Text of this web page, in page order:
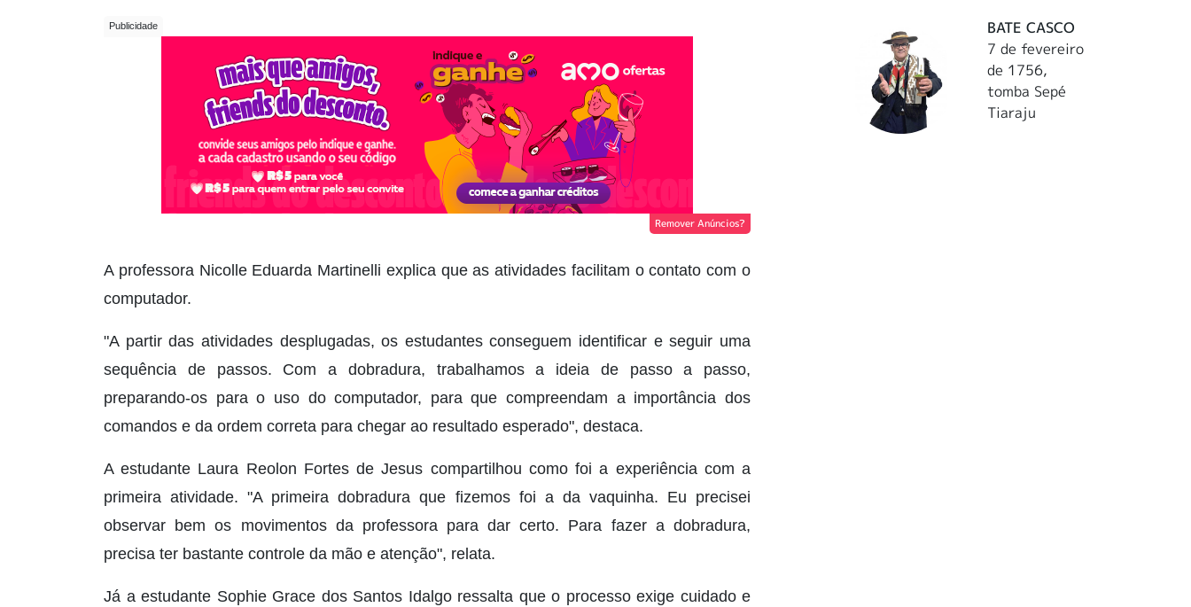
Remover Anúncios?
A professora Nicolle Eduarda Martinelli explica que as atividades facilitam o contato com o
computador.
"A partir das atividades desplugadas, os estudantes conseguem identificar e seguir uma
sequência de passos. Com a dobradura, trabalhamos a ideia de passo a passo,
preparando-os para o uso do computador, para que compreendam a importância dos
comandos e da ordem correta para chegar ao resultado esperado", destaca.
A estudante Laura Reolon Fortes de Jesus compartilhou como foi a experiência com a
primeira atividade. "A primeira dobradura que fizemos foi a da vaquinha. Eu precisei
observar bem os movimentos da professora para dar certo. Para fazer a dobradura,
precisa ter bastante controle da mão e atenção", relata.
Já a estudante Sophie Grace dos Santos Idalgo ressalta que o processo exige cuidado e
BATE CASCO
7 de fevereiro
de 1756,
tomba Sepé
Tiaraju